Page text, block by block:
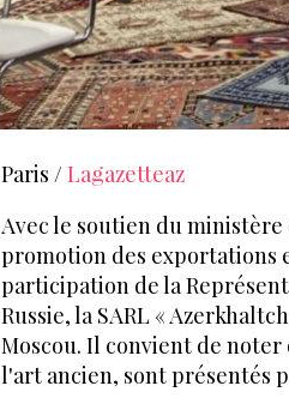
Paris / Lagazetteaz
Avec le soutien du
promotion des exportations
participation de la
Russie, la SARL «
Moscou. Il convient de
l'art ancien, sont présentés